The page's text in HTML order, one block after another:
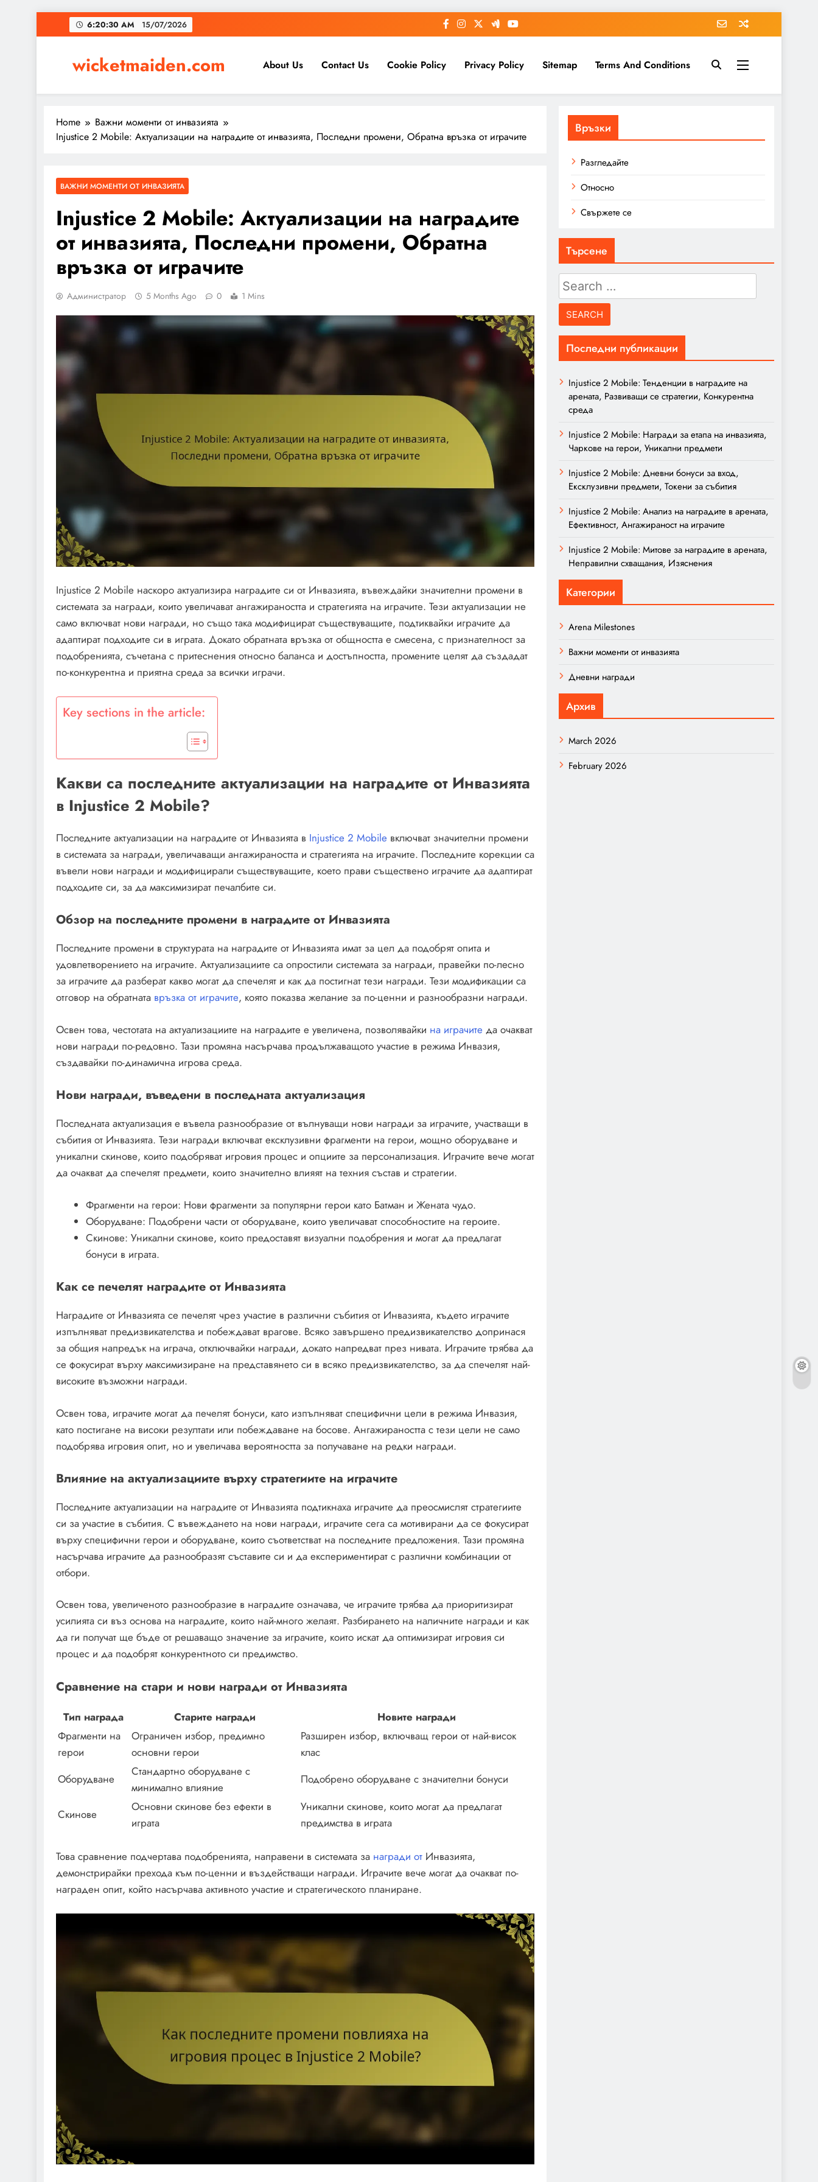
to
6:20:31 AM 15/07/2026
wicketmaiden.com About Us Contact Us Cookie Policy Privacy Policy Sitemap Terms And Conditions
Home
Важни моменти от инвазията
Injustice 2 Mobile: Актуализации на наградите от инвазията, Последни промени, Обратна връзка от играчите
ВАЖНИ МОМЕНТИ ОТ ИНВАЗИЯТА
Injustice 2 Mobile: Актуализации на наградите
от инвазията, Последни промени, Обратна
връзка от играчите
Администратор 5 Months Ago 0 1 Mins
Injustice 2 Mobile наскоро актуализира наградите си от Инвазията, въвеждайки значителни промени в
системата за награди, които увеличават ангажираността и стратегията на играчите. Тези актуализации не
само включват нови награди, но също така модифицират съществуващите, подтиквайки играчите да
адаптират подходите си в играта. Докато обратната връзка от общността е смесена, с признателност за
подобренията, съчетана с притеснения относно баланса и достъпността, промените целят да създадат
по-конкурентна и приятна среда за всички играчи.
Key sections in the article:
Какви са последните актуализации на наградите от Инвазията
в Injustice 2 Mobile?
Последните актуализации на наградите от Инвазията в Injustice 2 Mobile включват значителни промени
в системата за награди, увеличаващи ангажираността и стратегията на играчите. Последните корекции са
въвели нови награди и модифицирали съществуващите, което прави съществено играчите да адаптират
подходите си, за да максимизират печалбите си.
Обзор на последните промени в наградите от Инвазията
Последните промени в структурата на наградите от Инвазията имат за цел да подобрят опита и
удовлетворението на играчите. Актуализациите са опростили системата за награди, правейки по-лесно
за играчите да разберат какво могат да спечелят и как да постигнат тези награди. Тези модификации са
отговор на обратната връзка от играчите, която показва желание за по-ценни и разнообразни награди.
Освен това, честотата на актуализациите на наградите е увеличена, позволявайки на играчите да очакват
нови награди по-редовно. Тази промяна насърчава продължаващото участие в режима Инвазия,
създавайки по-динамична игрова среда.
Нови награди, въведени в последната актуализация
Последната актуализация е въвела разнообразие от вълнуващи нови награди за играчите, участващи в
събития от Инвазията. Тези награди включват ексклузивни фрагменти на герои, мощно оборудване и
уникални скинове, които подобряват игровия процес и опциите за персонализация. Играчите вече могат
да очакват да спечелят предмети, които значително влияят на техния състав и стратегии.
Фрагменти на герои: Нови фрагменти за популярни герои като Батман и Жената чудо.
Оборудване: Подобрени части от оборудване, които увеличават способностите на героите.
Скинове: Уникални скинове, които предоставят визуални подобрения и могат да предлагат
бонуси в играта.
Как се печелят наградите от Инвазията
Наградите от Инвазията се печелят чрез участие в различни събития от Инвазията, където играчите
изпълняват предизвикателства и побеждават врагове. Всяко завършено предизвикателство допринася
за общия напредък на играча, отключвайки награди, докато напредват през нивата. Играчите трябва да
се фокусират върху максимизиране на представянето си в всяко предизвикателство, за да спечелят най-
високите възможни награди.
Освен това, играчите могат да печелят бонуси, като изпълняват специфични цели в режима Инвазия,
като постигане на високи резултати или побеждаване на босове. Ангажираността с тези цели не само
подобрява игровия опит, но и увеличава вероятността за получаване на редки награди.
Влияние на актуализациите върху стратегиите на играчите
Последните актуализации на наградите от Инвазията подтикнаха играчите да преосмислят стратегиите
си за участие в събития. С въвеждането на нови награди, играчите сега са мотивирани да се фокусират
върху специфични герои и оборудване, които съответстват на последните предложения. Тази промяна
насърчава играчите да разнообразят съставите си и да експериментират с различни комбинации от
отбори.
Освен това, увеличеното разнообразие в наградите означава, че играчите трябва да приоритизират
усилията си въз основа на наградите, които най-много желаят. Разбирането на наличните награди и как
да ги получат ще бъде от решаващо значение за играчите, които искат да оптимизират игровия си
процес и да подобрят конкурентното си предимство.
Сравнение на стари и нови награди от Инвазията
Тип награда Старите награди
Новите награди
Фрагменти на
герои
Ограничен избор, предимно
основни герои
Разширен избор, включващ герои от най-висок
клас
Оборудване
Стандартно оборудване с
минимално влияние
Подобрено оборудване с значителни бонуси
Скинове
Основни скинове без ефекти в
играта
Уникални скинове, които могат да предлагат
предимства в играта
Това сравнение подчертава подобренията, направени в системата за награди от Инвазията,
демонстрирайки прехода към по-ценни и въздействащи награди. Играчите вече могат да очакват по-
награден опит, който насърчава активното участие и стратегическото планиране.
Връзки
Разгледайте
Относно
Свържете се
Търсене
Search
for:
Последни публикации
Injustice 2 Mobile: Тенденции в наградите на
арената, Развиващи се стратегии, Конкурентна
среда
Injustice 2 Mobile: Награди за етапа на инвазията,
Чаркове на герои, Уникални предмети
Injustice 2 Mobile: Дневни бонуси за вход,
Ексклузивни предмети, Токени за събития
Injustice 2 Mobile: Анализ на наградите в арената,
Ефективност, Ангажираност на играчите
Injustice 2 Mobile: Митове за наградите в арената,
Неправилни схващания, Изяснения
Категории
Arena Milestones
Важни моменти от инвазията
Дневни награди
Архив
March 2026
February 2026